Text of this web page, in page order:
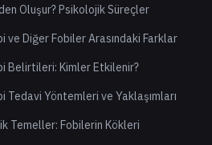
Oluşur? Psikolojik Süreçler
ve Diğer Fobiler Arasındaki Farklar
Belirtileri: Kimler Etkilenir?
Tedavi Yöntemleri ve Yaklaşımları
Temeller: Fobilerin Kökleri